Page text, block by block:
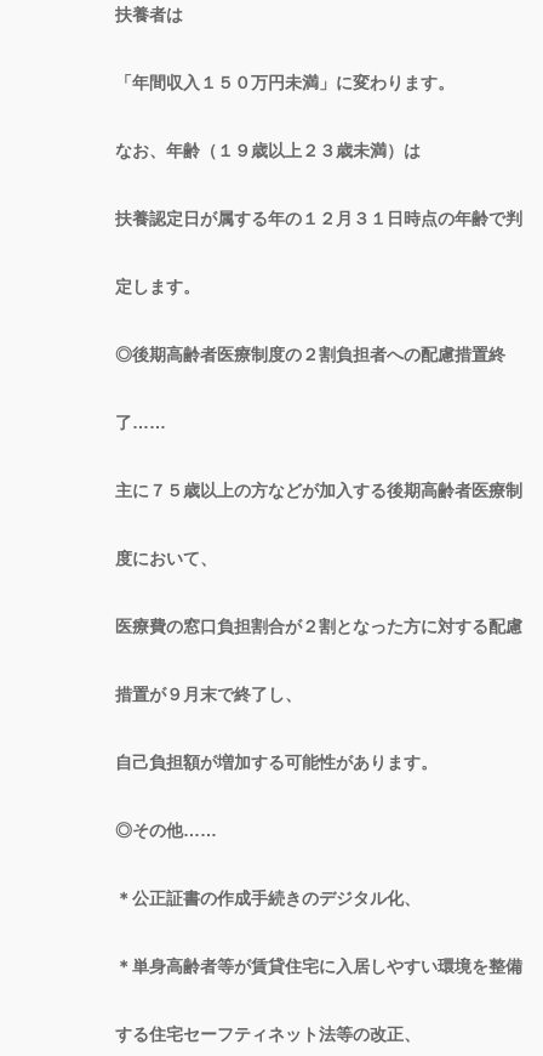
扶養者は
「年間収入１５０万円未満」に変わります。
なお、年齢（１９歳以上２３歳未満）は
扶養認定日が属する年の１２月３１日時点の年齢で判
定します。
◎後期高齢者医療制度の２割負担者への配慮措置終
了……
主に７５歳以上の方などが加入する後期高齢者医療制
度において、
医療費の窓口負担割合が２割となった方に対する配慮
措置が９月末で終了し、
自己負担額が増加する可能性があります。
◎その他……
＊公正証書の作成手続きのデジタル化、
＊単身高齢者等が賃貸住宅に入居しやすい環境を整備
する住宅セーフティネット法等の改正、